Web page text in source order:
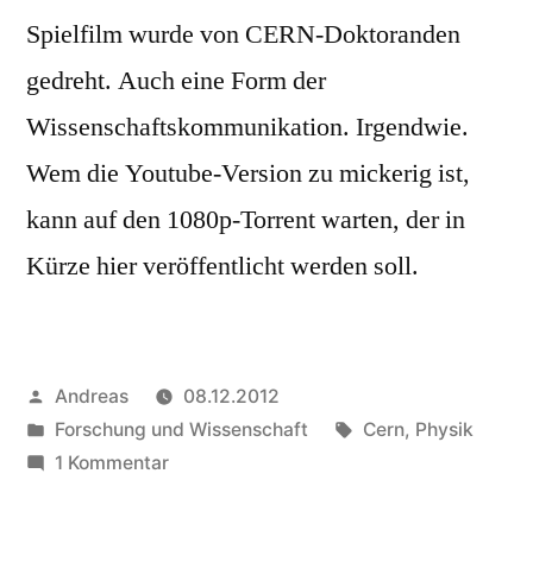
Spielfilm wurde von CERN-Doktoranden
gedreht. Auch eine Form der
Wissenschaftskommunikation. Irgendwie.
Wem die Youtube-Version zu mickerig ist,
kann auf den 1080p-Torrent warten, der in
Kürze hier veröffentlicht werden soll.
Veröffentlicht
von
Andreas
08.12.2012
Veröffentlicht
in
Forschung und Wissenschaft Schlagwörter:
Cern, Physik
1 Kommentarzu